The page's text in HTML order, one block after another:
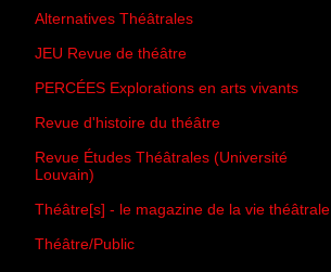
Alternatives Théâtrales
JEU Revue de théâtre
PERCÉES Explorations en arts vivants
Revue d'histoire du théâtre
Revue Études Théâtrales (Université
Louvain)
Théâtre[s] - le magazine de la vie théâtrale
Théâtre/Public